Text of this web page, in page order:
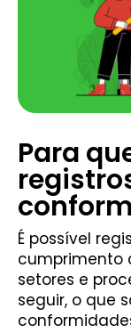
Para
É possível
cumprimento
setores e
seguir, o que